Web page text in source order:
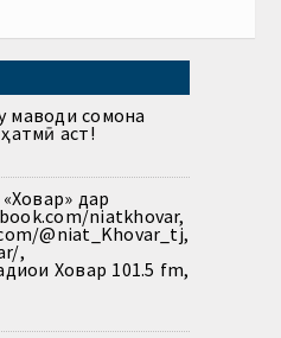
маводи сомона
аст!
дар
niatkhovar,
@niat_Khovar_tj,
,
Ховар 101.5 fm,